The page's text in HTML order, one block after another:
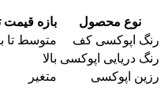
نوع محصول
بازه قیمت
رنگ اپوکسی کف
متوسط تا
رنگ دریایی اپوکسی بالا
رزین اپوکسی
متغیر